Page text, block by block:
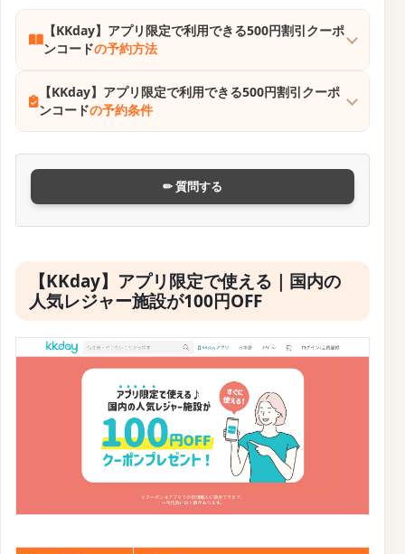
【KKday】アプリ限定で利用できる500円割引クーポ
ンコードの予約方法
【KKday】アプリ限定で利用できる500円割引クーポ
ンコードの予約条件
✏ 質問する
【KKday】アプリ限定で使える｜国内の
人気レジャー施設が100円OFF